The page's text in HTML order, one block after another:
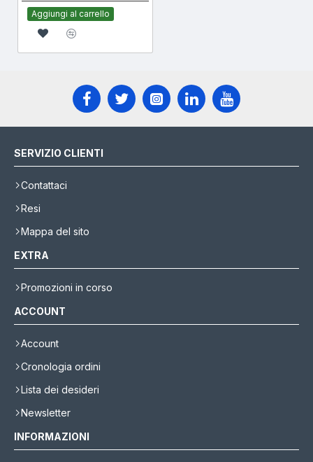
Aggiungi al carrello
SERVIZIO CLIENTI
Contattaci
Resi
Mappa del sito
EXTRA
Promozioni in corso
ACCOUNT
Account
Cronologia ordini
Lista dei desideri
Newsletter
INFORMAZIONI